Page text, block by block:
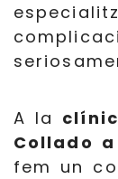
A la
Collado
fem un